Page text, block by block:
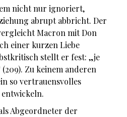
nicht nur ignoriert,
abrupt abbricht. Der
Macron mit Don
einer kurzen Liebe
stellt er fest: „je
Zu keinem anderen
so vertrauensvolles
Abgeordneter der